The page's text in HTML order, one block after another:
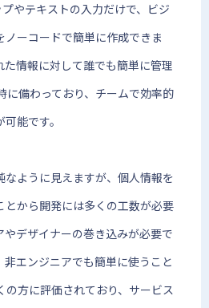
やテキストの入力だけで、ビジ
ノーコードで簡単に作成できま
情報に対して誰でも簡単に管理
に備わっており、チームで効率的
能です。
なように見えますが、個人情報を
とから開発には多くの工数が必要
デザイナーの巻き込みが必要で
エンジニアでも簡単に使うこと
方に評価されており、サービス